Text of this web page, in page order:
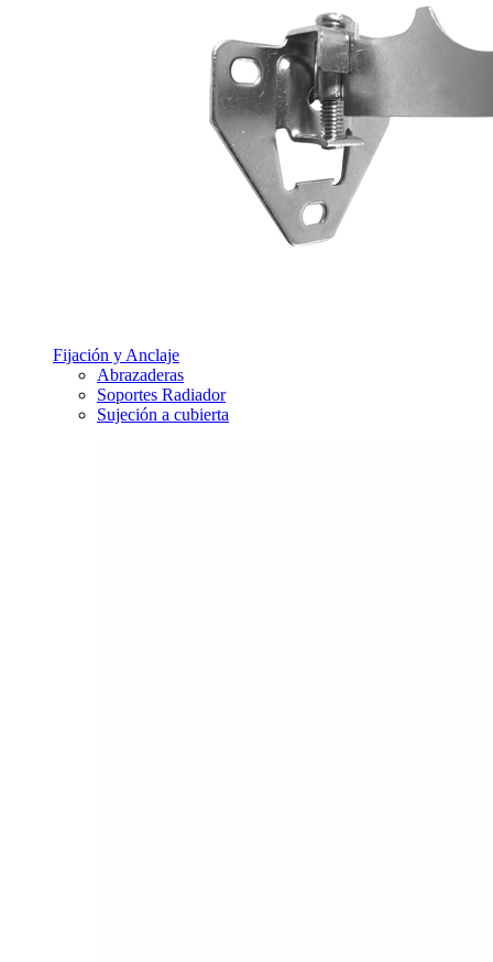
Fijación y Anclaje
Abrazaderas
Soportes Radiador
Sujeción a cubierta